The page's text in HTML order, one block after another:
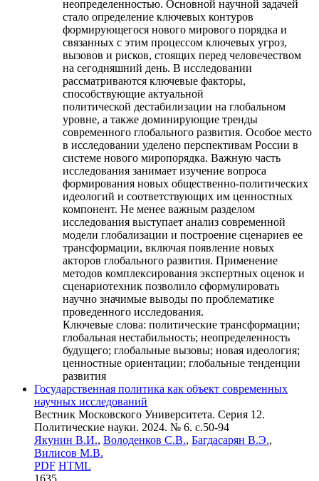
неопределенностью. Основной научной задачей
стало определение ключевых контуров
формирующегося нового мирового порядка и
связанных с этим процессом ключевых угроз,
вызовов и рисков, стоящих перед человечеством
на сегодняшний день. В исследовании
рассматриваются ключевые факторы,
способствующие актуальной
политической дестабилизации на глобальном
уровне, а также доминирующие тренды
современного глобального развития. Особое место
в исследовании уделено перспективам России в
системе нового миропорядка. Важную часть
исследования занимает изучение вопроса
формирования новых общественно-политических
идеологий и соответствующих им ценностных
компонент. Не менее важным разделом
исследования выступает анализ современной
модели глобализации и построение сценариев ее
трансформации, включая появление новых
акторов глобального развития. Применение
методов комплексирования экспертных оценок и
сценариотехник позволило сформулировать
научно значимые выводы по проблематике
проведенного исследования.
Ключевые слова: политические трансформации;
глобальная нестабильность; неопределенность
будущего; глобальные вызовы; новая идеология;
ценностные ориентации; глобальные тенденции
развития
Государственная политика как объект современных
научных исследований
Вестник Московского Университета. Серия 12.
Политические науки. 2024. № 6. c.50-94
Якунин В.И., Володенков С.В., Багдасарян В.Э.,
Вилисов М.В.
PDF HTML
1635